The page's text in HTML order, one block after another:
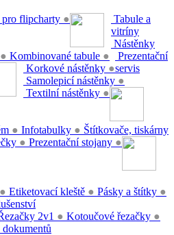
flipcharty ●
Tabule a
vitríny
● Kombinované tabule ●
Nástěnky
Korkové nástěnky ●
Samolepicí nástěnky ●
Textilní nástěnky ●
Prezentační
servis
● Infotabulky ●
● Prezentační stojany ●
Štítkovače, tiskárny
● Etiketovací kleště ● Pásky a štítky ●
2v1 ● Kotoučové řezačky ●